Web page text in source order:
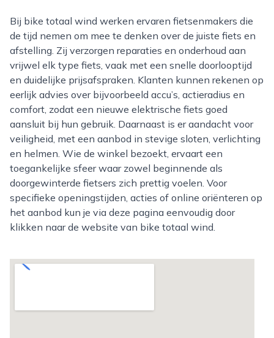
Bij bike totaal wind werken ervaren fietsenmakers die
de tijd nemen om mee te denken over de juiste fiets en
afstelling. Zij verzorgen reparaties en onderhoud aan
vrijwel elk type fiets, vaak met een snelle doorlooptijd
en duidelijke prijsafspraken. Klanten kunnen rekenen op
eerlijk advies over bijvoorbeeld accu’s, actieradius en
comfort, zodat een nieuwe elektrische fiets goed
aansluit bij hun gebruik. Daarnaast is er aandacht voor
veiligheid, met een aanbod in stevige sloten, verlichting
en helmen. Wie de winkel bezoekt, ervaart een
toegankelijke sfeer waar zowel beginnende als
doorgewinterde fietsers zich prettig voelen. Voor
specifieke openingstijden, acties of online oriënteren op
het aanbod kun je via deze pagina eenvoudig door
klikken naar de website van bike totaal wind.